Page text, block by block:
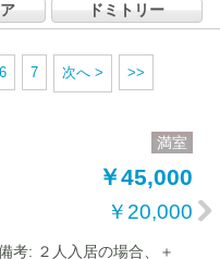
ドミトリー
6 7 次へ > >>
満室
￥45,000
￥20,000
考: ２人入居の場合、＋